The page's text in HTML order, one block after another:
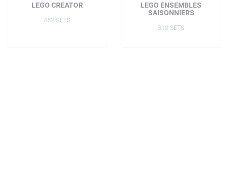
LEGO CREATOR
462 SETS
LEGO ENSEMBLES
SAISONNIERS
312 SETS